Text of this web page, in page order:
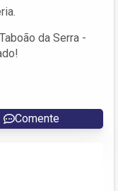
da Serra -
Comente